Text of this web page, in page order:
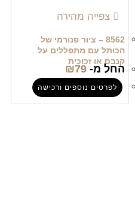
צפייה מהירה
8562 – ציור פנורמי של
הכותל עם מתפללים על
קנבס או זכוכית
החל מ- ₪79
לפרטים נוספים ורכישה